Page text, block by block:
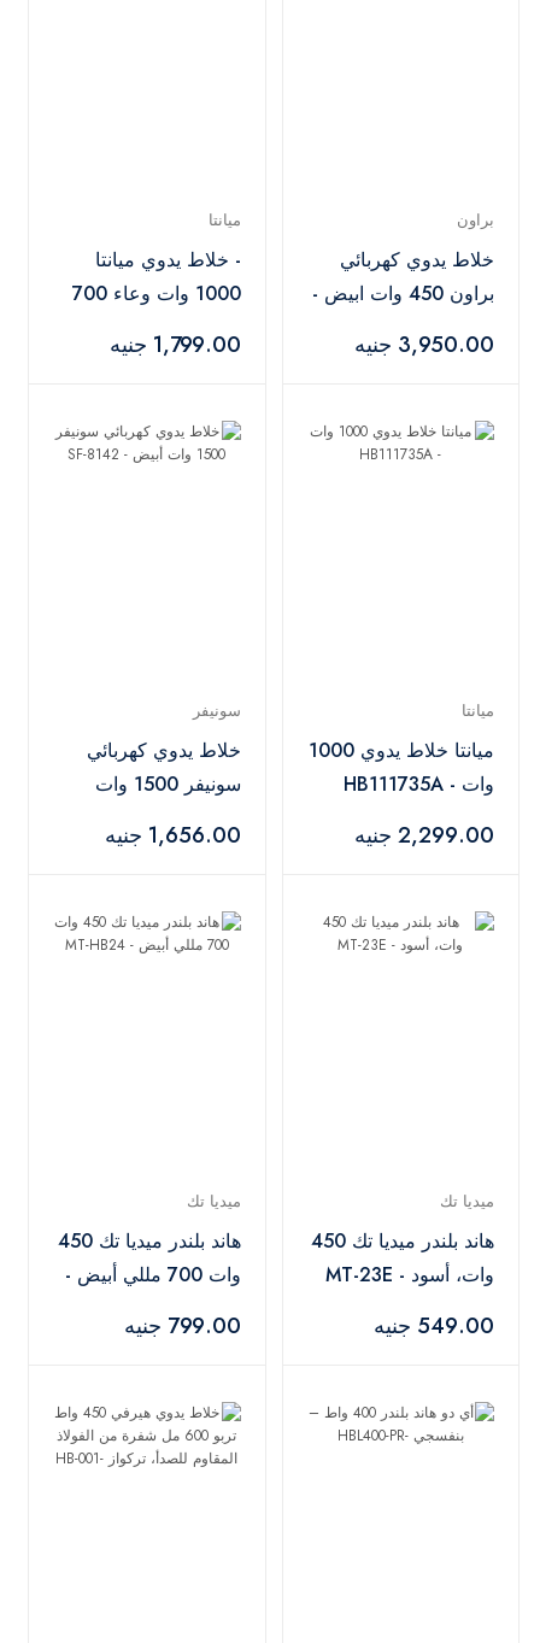
براون
خلاط يدوي كهربائي
براون 450 وات ابيض -
3,950.00 جنيه
ميانتا
- خلاط يدوي ميانتا
1000 وات وعاء 700
1,799.00 جنيه
ميانتا
ميانتا خلاط يدوي 1000
وات - HB111735A
2,299.00 جنيه
سونيفر
خلاط يدوي كهربائي
سونيفر 1500 وات
1,656.00 جنيه
ميديا تك
هاند بلندر ميديا تك 450
وات، أسود - MT-23E
549.00 جنيه
ميديا تك
هاند بلندر ميديا تك 450
وات 700 مللي أبيض -
799.00 جنيه